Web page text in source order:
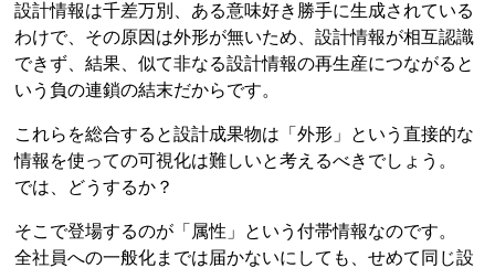
設計情報は千差万別、ある意味好き勝手に生成されている
わけで、その原因は外形が無いため、設計情報が相互認識
できず、結果、似て非なる設計情報の再生産につながると
いう負の連鎖の結末だからです。
これらを総合すると設計成果物は「外形」という直接的な
情報を使っての可視化は難しいと考えるべきでしょう。
では、どうするか？
そこで登場するのが「属性」という付帯情報なのです。
全社員への一般化までは届かないにしても、せめて同じ設